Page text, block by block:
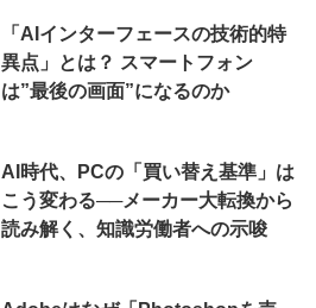
「AIインターフェースの技術的特
異点」とは？ スマートフォン
は”最後の画面”になるのか
AI時代、PCの「買い替え基準」は
こう変わる──メーカー大転換から
読み解く、知識労働者への示唆